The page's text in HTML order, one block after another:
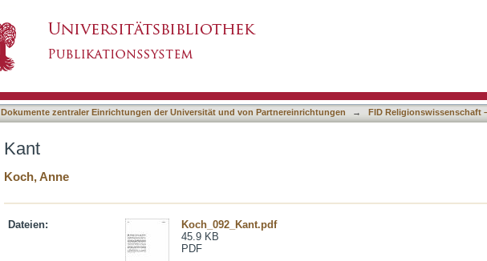
Dokumente zentraler Einrichtungen der Universität und von Partnereinrichtungen →
FID Religionswissenschaft
Kant
Koch, Anne
Dateien:
Koch_092_Kant.pdf
45.9 KB
PDF